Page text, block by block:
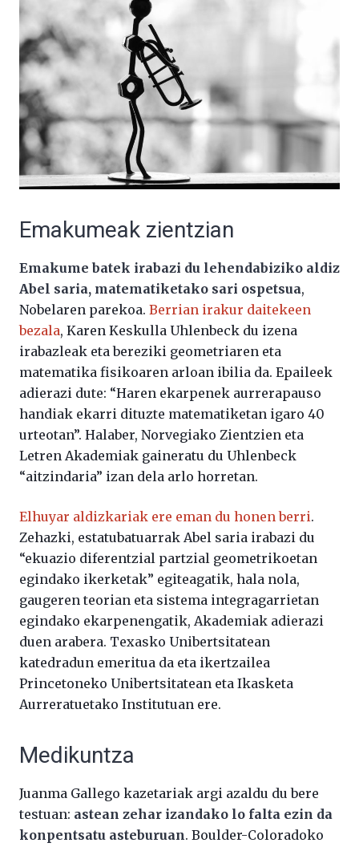
Emakumeak zientzian
Emakume batek irabazi du lehendabiziko aldiz
Abel saria, matematiketako sari ospetsua,
Nobelaren parekoa. Berrian irakur daitekeen
bezala, Karen Keskulla Uhlenbeck du izena
irabazleak eta bereziki geometriaren eta
matematika fisikoaren arloan ibilia da. Epaileek
adierazi dute: “Haren ekarpenek aurrerapauso
handiak ekarri dituzte matematiketan igaro 40
urteotan”. Halaber, Norvegiako Zientzien eta
Letren Akademiak gaineratu du Uhlenbeck
“aitzindaria” izan dela arlo horretan.
Elhuyar aldizkariak ere eman du honen berri.
Zehazki, estatubatuarrak Abel saria irabazi du
“ekuazio diferentzial partzial geometrikoetan
egindako ikerketak” egiteagatik, hala nola,
gaugeren teorian eta sistema integragarrietan
egindako ekarpenengatik, Akademiak adierazi
duen arabera. Texasko Unibertsitatean
katedradun emeritua da eta ikertzailea
Princetoneko Unibertsitatean eta Ikasketa
Aurreratuetako Institutuan ere.
Medikuntza
Juanma Gallego kazetariak argi azaldu du bere
testuan: astean zehar izandako lo falta ezin da
konpentsatu asteburuan. Boulder-Coloradoko